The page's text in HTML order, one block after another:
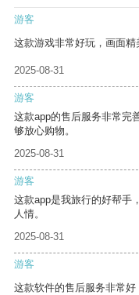
游客
这款游戏非常好玩，画面精
2025-08-31
游客
这款app的售后服务非常完
够放心购物。
2025-08-31
游客
这款app是我旅行的好帮手
人情。
2025-08-31
游客
这款软件的售后服务非常好